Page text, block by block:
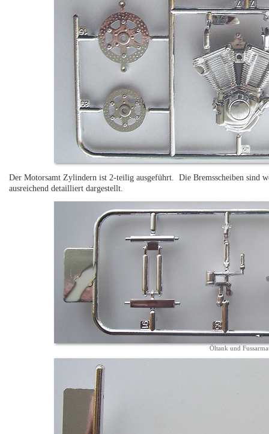
Der Motorsamt Zylindern ist 2-teilig ausgeführt. Die Bremsscheiben sind
ausreichend detailliert dargestellt.
Öltank und